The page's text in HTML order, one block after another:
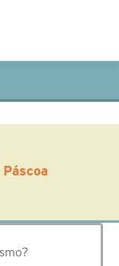
Páscoa